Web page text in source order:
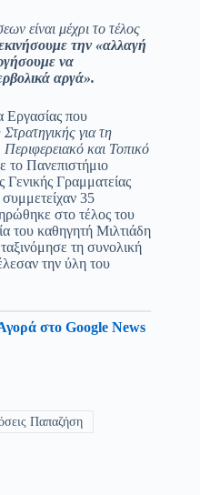
είναι μέχρι το τέλος
την «αλλαγή
να
αργά».
Εργασίας που
για τη
και Τοπικό
το Πανεπιστήμιο
Γενικής Γραμματείας
35
στο τέλος του
του καθηγητή Μιλτιάδη
τη συνολική
την ύλη του
στο Google News
Παπαζήση